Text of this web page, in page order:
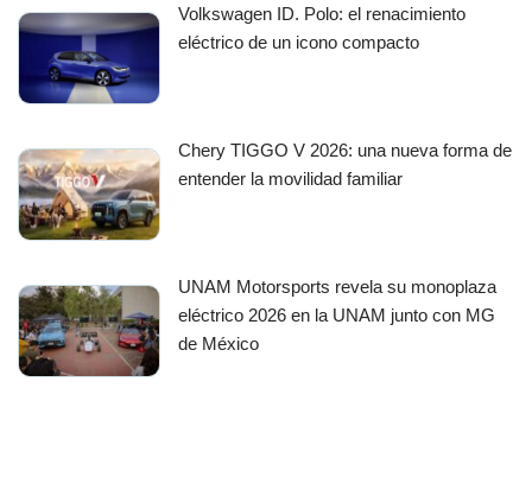
Volkswagen ID. Polo: el renacimiento
eléctrico de un icono compacto
Chery TIGGO V 2026: una nueva forma de
entender la movilidad familiar
UNAM Motorsports revela su monoplaza
eléctrico 2026 en la UNAM junto con MG
de México